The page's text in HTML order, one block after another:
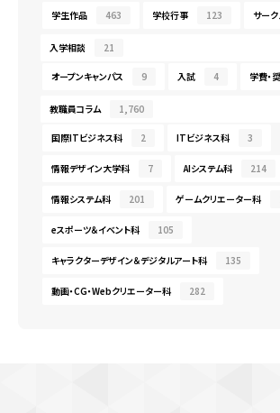
学生作品 463 学校行事 123 サーク
入学相談 21
オープンキャンパス 9 入試 4 学費・
教職員コラム 1,760
国際ITビジネス科 2 ITビジネス科 3
情報デザイン大学科 7 AIシステム科 214
情報システム科 201 ゲームクリエーター科
eスポーツ＆イベント科 105
キャラクターデザイン＆デジタルアート科 135
動画・CG・Webクリエーター科 282